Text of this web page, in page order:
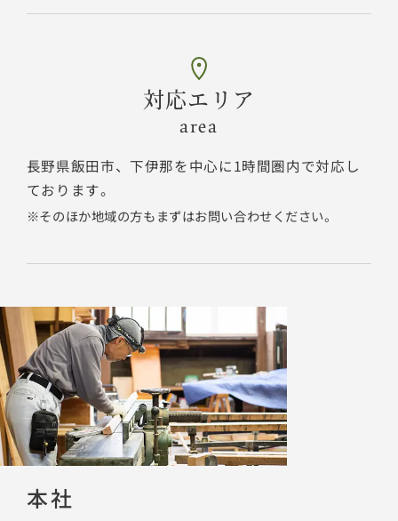
対応エリア
area
長野県飯田市、下伊那を中心に1時間圏内で対応し
ております。
そのほか地域の方もまずはお問い合わせください。
本社